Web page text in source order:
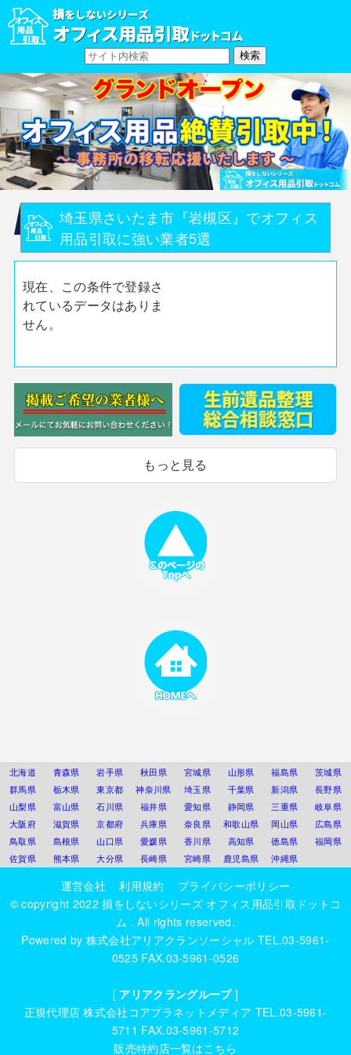
埼玉県さいたま市『岩槻区』でオフィス
用品引取に強い業者5選
現在、この条件で登録さ
れているデータはありま
せん。
もっと見る
北海道 青森県 岩手県 秋田県 宮城県 山形県 福島県
茨城県
群馬県
栃木県 東京都 神奈川県 埼玉県 千葉県 新潟県
長野県
山梨県
富山県 石川県 福井県 愛知県 静岡県 三重県
岐阜県
大阪府
滋賀県 京都府 兵庫県 奈良県 和歌山県 岡山県
広島県
鳥取県
島根県 山口県 愛媛県 香川県 高知県 徳島県
福岡県
佐賀県
熊本県 大分県 長崎県 宮崎県 鹿児島県 沖縄県
運営会社 利用規約
プライバシーポリシー
© copyright 2022損をしないシリーズ オフィス用品引取ドットコ
ム . All rights reserved.
Powered by 株式会社アリアクランソーシャル TEL.03-5961-
0525 FAX.03-5961-0526
[ アリアクラングループ]
正規代理店株式会社コアプラネットメディア TEL.03-5961-
5711 FAX.03-5961-5712
販売特約店一覧はこちら